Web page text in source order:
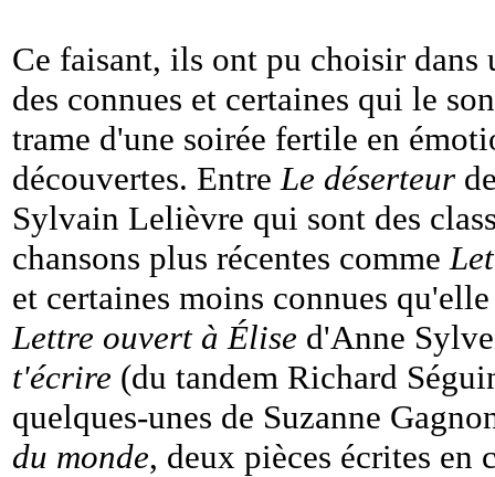
Ce faisant, ils ont pu choisir dans
des connues et certaines qui le
trame d'une soirée fertile en
découvertes. EntreLe déserteur
Sylvain Lelièvre qui sont des
chansons plus récentes comme
et certaines moins connues
Lettre ouvert à Élise d'Anne
t'écrire (du tandem Richard
quelques-unes de Suzanne
du monde, deux pièces écrites en